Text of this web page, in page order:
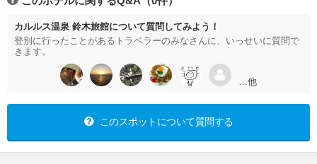
カルルス温泉 鈴木旅館について質問してみよう！
登別に行ったことがあるトラベラーのみなさんに、いっせいに質問で
きます。
…他
このスポットについて質問する